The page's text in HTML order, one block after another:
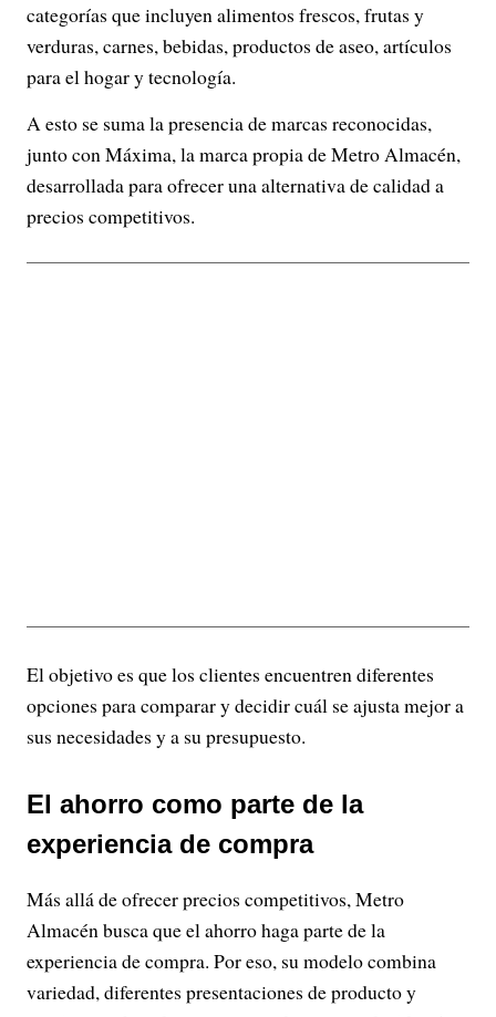
categorías que incluyen alimentos frescos, frutas y
verduras, carnes, bebidas, productos de aseo, artículos
para el hogar y tecnología.
A esto se suma la presencia de marcas reconocidas,
junto con Máxima, la marca propia de Metro Almacén,
desarrollada para ofrecer una alternativa de calidad a
precios competitivos.
El objetivo es que los clientes encuentren diferentes
opciones para comparar y decidir cuál se ajusta mejor a
sus necesidades y a su presupuesto.
El ahorro como parte de la
experiencia de compra
Más allá de ofrecer precios competitivos, Metro
Almacén busca que el ahorro haga parte de la
experiencia de compra. Por eso, su modelo combina
variedad, diferentes presentaciones de producto y